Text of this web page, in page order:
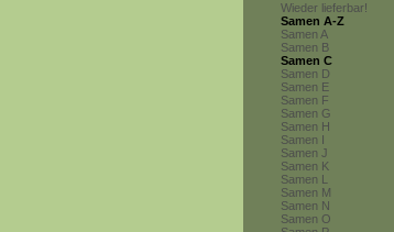
Wieder lieferbar!
Samen A-Z
Samen A
Samen B
Samen C
Samen D
Samen E
Samen F
Samen G
Samen H
Samen I
Samen J
Samen K
Samen L
Samen M
Samen N
Samen O